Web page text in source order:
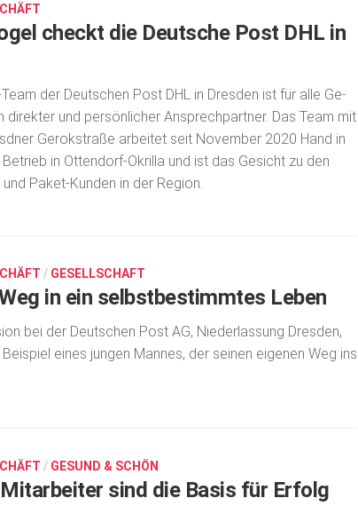
checkt die Deutsche Post DHL in
der Deutschen Post DHL in Dres­den ist für alle Ge­
direkter und persönlicher Ansprechpartner. Das Team mit
Gerokstraße arbeitet seit November 2020 Hand in
in Ottendorf-Okrilla und ist das Gesicht zu den
Paket-Kunden in der Region.
/ GESELLSCHAFT
in ein selbstbestimmtes Leben
bei der Deutschen Post AG, Niederlassung Dresden,
eines jungen Mannes, der seinen eigenen Weg ins
/ GESUND & SCHÖN
sind die Basis für Erfolg